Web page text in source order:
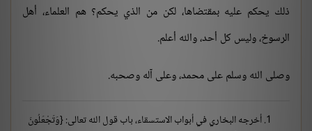
ذلك يحكم عليه بمقتضاها، لكن من الذي يحكم؟ هم العلماء، أهل
الرسوخ، وليس كل أحد، والله أعلم.
وصلى الله وسلم على محمد، وعلى آله وصحبه.
أخرجه البخاري في أبواب الاستسقاء، باب قول الله تعالى: {وَتَجْعَلُونَ